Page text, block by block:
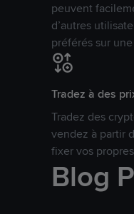
peuvent
d’autres
préférés sur
Tradez à des
Tradez des
vendez à partir
fixer vos
Blog